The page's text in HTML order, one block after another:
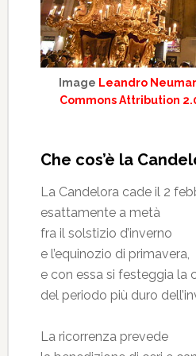
Image Leandro
Commons Attribution
Che cos’è la
La Candelora cade il 2
esattamente a metà
fra il solstizio d’inverno
e l’equinozio di primavera,
e con essa si festeggia la
del periodo più duro
La ricorrenza prevede